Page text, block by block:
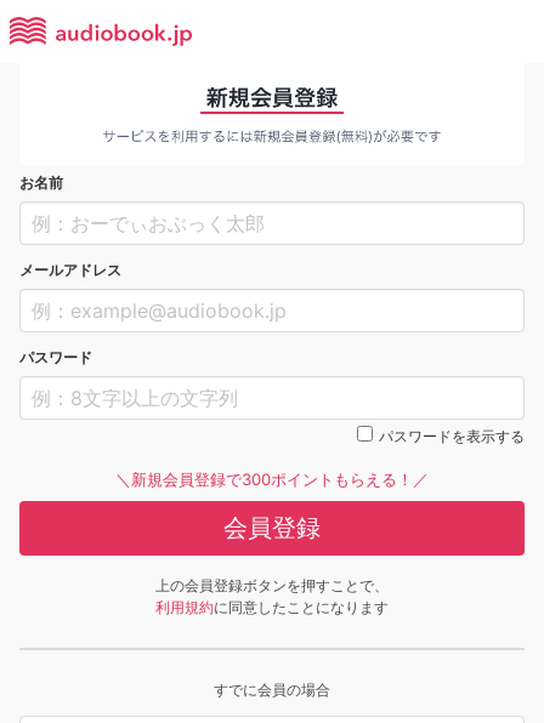
お名前
メールアドレス
パスワード
パスワードを表示する
＼新規会員登録で300ポイントもらえる！／
会員登録
上の会員登録ボタンを押すことで、
利用規約に同意したことになります
すでに会員の場合